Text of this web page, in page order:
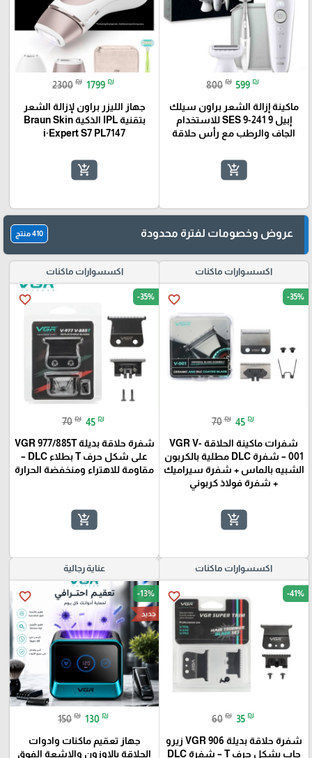
800 ₪ 599 ₪
ماكينة إزالة الشعر براون سيلك
إبيل 9 SES 9-241 للاستخدام
الجاف والرطب مع رأس حلاقة
add_shopping_cart
2300 ₪ 1799 ₪
جهاز الليزر براون لإزالة الشعر
بتقنية IPL الذكية Braun Skin
i·Expert S7 PL7147
add_shopping_cart
عروض وخصومات لفترة محدودة 410 منتج
اكسسوارات ماكنات
favorite_border -35%
70 ₪ 45 ₪
شفرات ماكينة الحلاقة VGR V-
001 – شفرة DLC مطلية بالكربون
الشبيه بالماس + شفرة سيراميك
+ شفرة فولاذ كربوني
add_shopping_cart
اكسسوارات ماكنات
favorite_border -35%
70 ₪ 45 ₪
شفرة حلاقة بديلة VGR 977/885T
على شكل حرف T بطلاء DLC –
مقاومة للاهتراء ومنخفضة الحرارة
add_shopping_cart
اكسسوارات ماكنات
favorite_border -41%
60 ₪ 35 ₪
شفرة حلاقة بديلة VGR 906 زيرو
جاب بشكل حرف T – شفرة DLC
عناية رجالية
favorite_border -13%
جديد
150 ₪ 130 ₪
جهاز تعقيم ماكنات وادوات
الحلاقة بالاوزون والاشعة الفوق